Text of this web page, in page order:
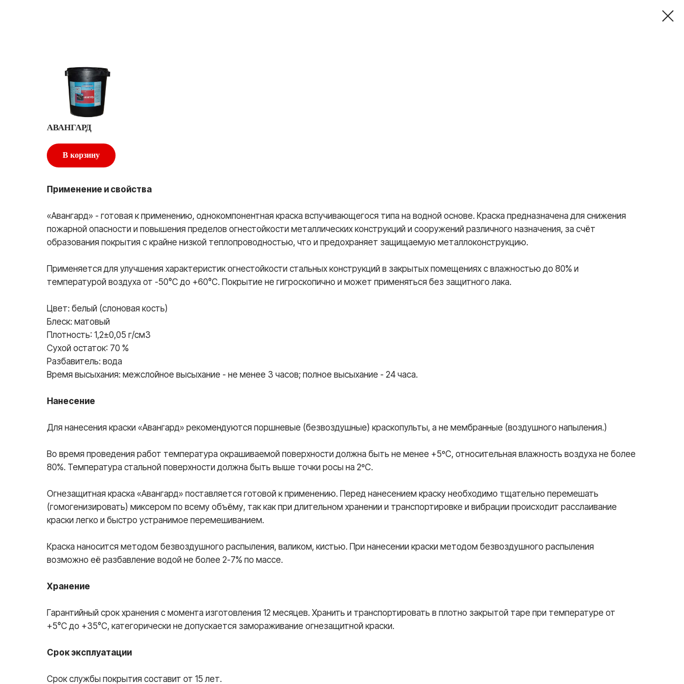
АВАНГАРД
В корзину
Применение и свойства
«Авангард» - готовая к применению, однокомпонентная краска вспучивающегося типа на водной основе. Краска предназначена для снижения
пожарной опасности и повышения пределов огнестойкости металлических конструкций и сооружений различного назначения, за счёт
образования покрытия с крайне низкой теплопроводностью, что и предохраняет защищаемую металлоконструкцию.
Применяется для улучшения характеристик огнестойкости стальных конструкций в закрытых помещениях с влажностью до 80% и
температурой воздуха от -50°С до +60°С. Покрытие не гигроскопично и может применяться без защитного лака.
Цвет: белый (слоновая кость)
Блеск: матовый
Плотность: 1,2±0,05 г/см3
Сухой остаток: 70 %
Разбавитель: вода
Время высыхания: межслойное высыхание - не менее 3 часов; полное высыхание - 24 часа.
Нанесение
Для нанесения краски «Авангард» рекомендуются поршневые (безвоздушные) краскопульты, а не мембранные (воздушного напыления.)
Во время проведения работ температура окрашиваемой поверхности должна быть не менее +5ºС, относительная влажность воздуха не более
80%. Температура стальной поверхности должна быть выше точки росы на 2ºС.
Огнезащитная краска «Авангард» поставляется готовой к применению. Перед нанесением краску необходимо тщательно перемешать
(гомогенизировать) миксером по всему объёму, так как при длительном хранении и транспортировке и вибрации происходит расслаивание
краски легко и быстро устранимое перемешиванием.
Краска наносится методом безвоздушного распыления, валиком, кистью. При нанесении краски методом безвоздушного распыления
возможно её разбавление водой не более 2-7% по массе.
Хранение
Гарантийный срок хранения с момента изготовления 12 месяцев. Хранить и транспортировать в плотно закрытой таре при температуре от
+5°С до +35°С, категорически не допускается замораживание огнезащитной краски.
Срок эксплуатации
Срок службы покрытия составит от 15 лет.